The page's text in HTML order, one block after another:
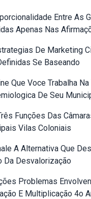
Entre As
Apenas Nas
De Marketing
Se Baseando
Que Voce Trabalha
De Seu
Funções Das
Vilas Coloniais
A Alternativa Que
Da Desvalorização
Problemas
E Multiplicação 4o